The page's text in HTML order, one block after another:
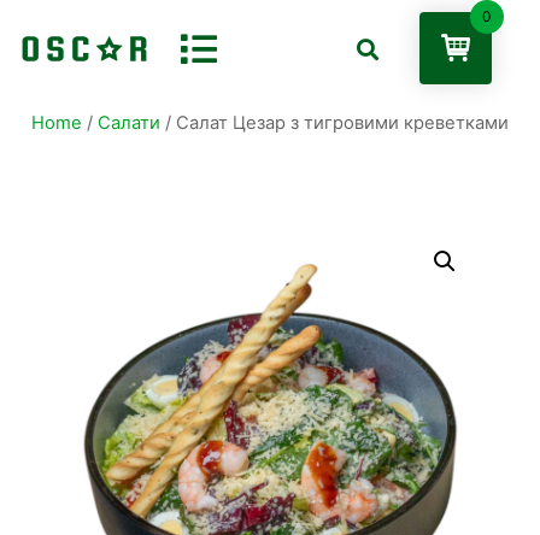
Home / Салати / Салат Цезар з тигровими креветками
0